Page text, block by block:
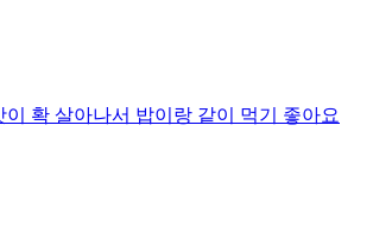
확 살아나서 밥이랑 같이 먹기 좋아요